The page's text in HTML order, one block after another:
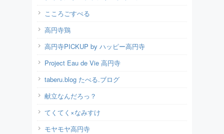
こころごすぺる
高円寺鶏
高円寺PICKUP by ハッピー高円寺
Project Eau de Vie 高円寺
taberu.blog たべる.ブログ
献立なんだろっ？
てくてく×なみすけ
モヤモヤ高円寺